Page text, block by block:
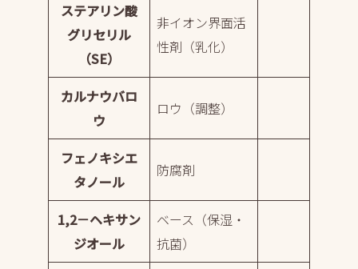
ステアリン酸
グリセリル
（SE）
非イオン界面活
性剤（乳化）
カルナウバロ
ウ
ロウ（調整）
フェノキシエ
タノール
防腐剤
1,2－ヘキサン
ジオール
ベース（保湿・
抗菌）